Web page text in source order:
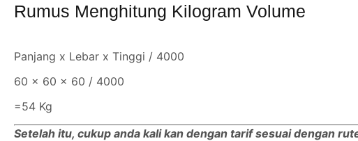
Rumus Menghitung Kilogram Volume
Panjang x Lebar x Tinggi / 4000
60 x 60 x 60 / 4000
=54 Kg
Setelah itu, cukup anda kali kan dengan tarif sesuai dengan